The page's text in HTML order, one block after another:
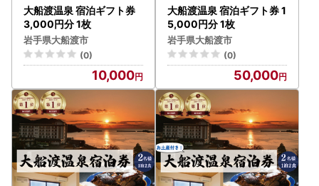
は、対応いたしかねる場合がございますので、商品到着時に
は早めの確認をお願いいたします。
■問い合わせについて■
メールでのお問い合わせが非常に多く、ご回答にお時間を要
しております。誠に恐縮ではございますが、ご回答までに1
週間ほどお時間を頂く場合もございますのであらかじめご了
承ください。また、お電話も大変混み合っておりご迷惑をお
かけしておりますが、何卒よろしくお願い申し上げます。
▼お問い合わせ先
大船渡市 ふるさと納税担当
大船渡温泉 宿泊ギフト券
3,000円分 1枚
岩手県大船渡市
(0)
10,000
大船渡温泉 宿泊ギフト券 1
5,000円分 1枚
岩手県大船渡市
(0)
50,000